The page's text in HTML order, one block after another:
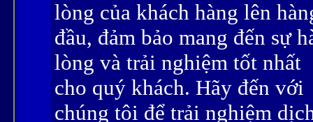
lòng của khách hàng lên
đầu, đảm bảo mang đến sự
lòng và trải nghiệm tốt nhất
cho quý khách. Hãy đến với
chúng tôi để trải nghiệm